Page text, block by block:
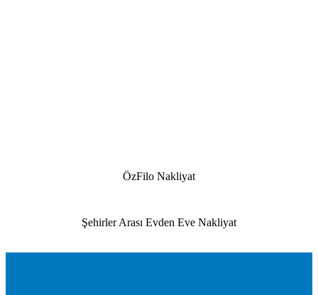
ÖzFilo Nakliyat
Şehirler Arası Evden Eve Nakliyat